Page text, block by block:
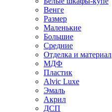
Венге
Размер
Маленькие
Большие
Средние
Отделка и материал
МДФ
Пластик
Alvic Luxe
Эмаль
Акрил
ДСП